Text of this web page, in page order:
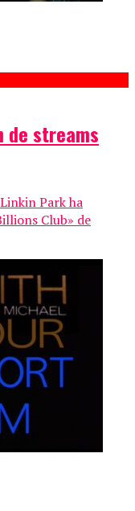
de streams
Park ha
Club» de